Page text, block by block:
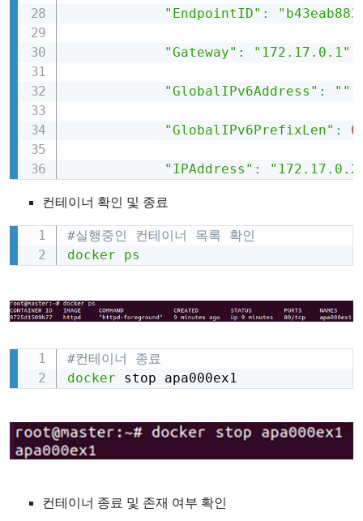
"EndpointID" :
"Gateway" : "172.17.0.1"
"GlobalIPv6Address" : ""
"GlobalIPv6PrefixLen" : 0
"IPAddress" :
컨테이너 확인 및 종료
#실행중인 컨테이너 목록 확인
docker
ps
#컨테이너 종료
docker stop apa000ex1
컨테이너 종료 및 존재 여부 확인